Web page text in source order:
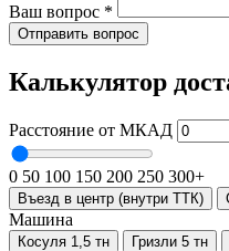
Ваш вопрос *
Отправить вопрос
Калькулятор
Расстояние от МКАД
0 50 100 150 200 250 300+
Въезд в центр (внутри ТТК)
Машина
Косуля 1,5 тн Гризли 5 тн